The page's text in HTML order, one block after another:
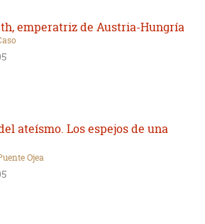
emperatriz de Austria-Hungría
ateísmo. Los espejos de una
Ojea